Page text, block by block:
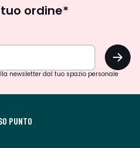
newsletter
tuo ordine*
OK
newsletter dal tuo spazio personale
PUNTO